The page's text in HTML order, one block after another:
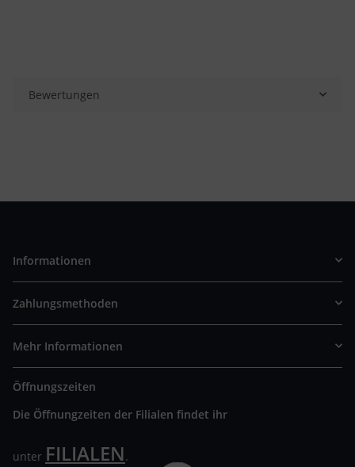
Bewertungen
Informationen
Zahlungsmethoden
Mehr Informationen
Öffnungszeiten
Die Öffnungzeiten der Filialen findet ihr
unter FILIALEN.